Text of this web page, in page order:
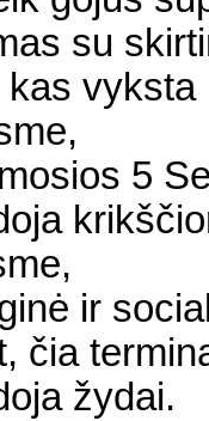
su
5
ir
čia
žydai.